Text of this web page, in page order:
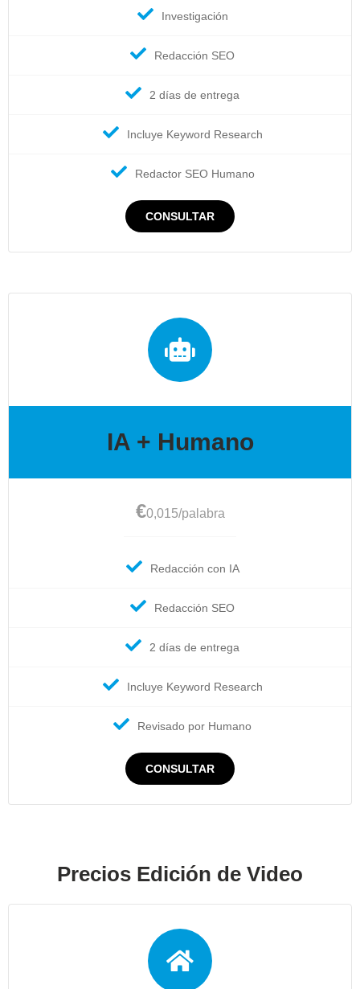
Investigación
Redacción SEO
2 días de entrega
Incluye Keyword Research
Redactor SEO Humano
CONSULTAR
IA + Humano
€0,015/palabra
Redacción con IA
Redacción SEO
2 días de entrega
Incluye Keyword Research
Revisado por Humano
CONSULTAR
Precios Edición de Video